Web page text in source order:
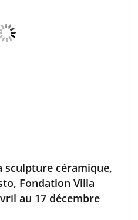
sculpture céramique,
Fondation Villa
au 17 décembre